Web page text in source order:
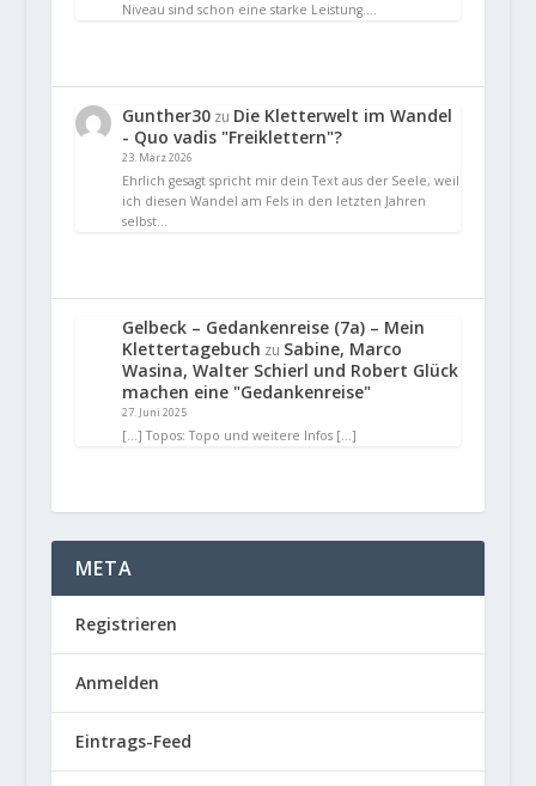
Niveau sind schon eine starke Leistung.…
Gunther30zu Die Kletterwelt im Wandel
- Quo vadis "Freiklettern"?
23. März 2026
Ehrlich gesagt spricht mir dein Text aus der Seele, weil
ich diesen Wandel am Fels in den letzten Jahren
selbst…
Gelbeck – Gedankenreise (7a) – Mein
Klettertagebuch zu Sabine, Marco
Wasina, Walter Schierl und Robert Glück
machen eine "Gedankenreise"
27. Juni 2025
[…] Topos: Topo und weitere Infos […]
META
Registrieren
Anmelden
Eintrags-Feed